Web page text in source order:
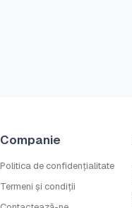
Companie
Politica de confidențialitate
Termeni și condiții